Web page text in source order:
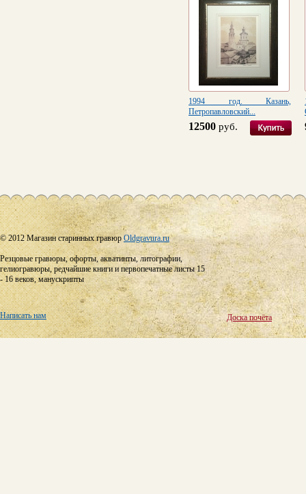
1994 год. Казань,
Петропавловский...
12500 руб.
© 2012 Магазин старинных гравюрOldgravura.ru
Резцовые гравюры, офорты, акватинты, литографии,
гелиогравюры, редчайшие книги и первопечатные листы 15
- 16 веков, манускрипты
Написать нам Доска почёта